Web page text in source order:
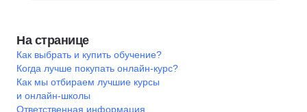
На странице
Как выбрать и купить обучение?
Когда лучше покупать онлайн-курс?
Как мы отбираем лучшие курсы
и онлайн-школы
Ответственная информация